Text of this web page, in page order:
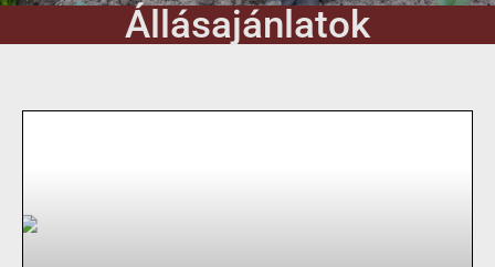
Állásajánlatok